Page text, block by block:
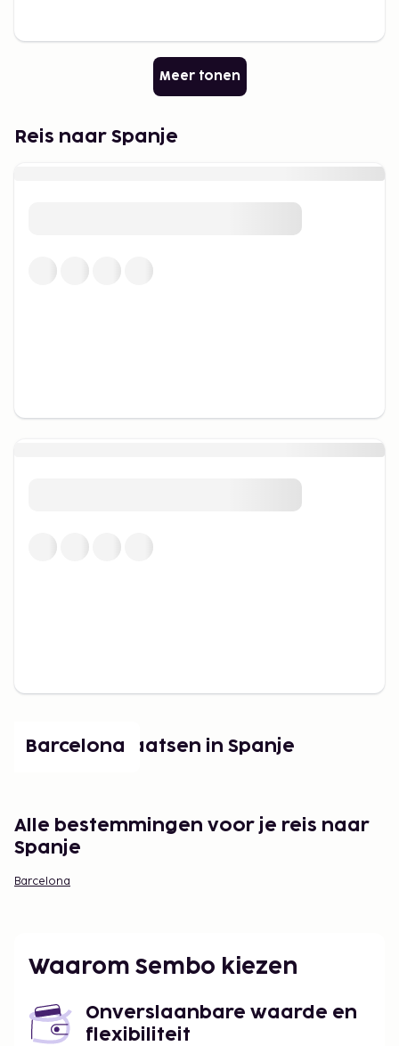
Meer tonen
Reis naar Spanje
Populaire plaatsen in Spanje
Barcelona
Alle bestemmingen voor je reis naar
Spanje
Barcelona
Waarom Sembo kiezen
Onverslaanbare waarde en
flexibiliteit